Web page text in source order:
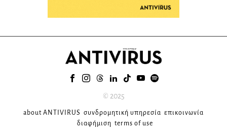
© 2025
about ANTIVIRUS συνδρομητική υπηρεσία επικοινωνία
διαφήμιση terms of use